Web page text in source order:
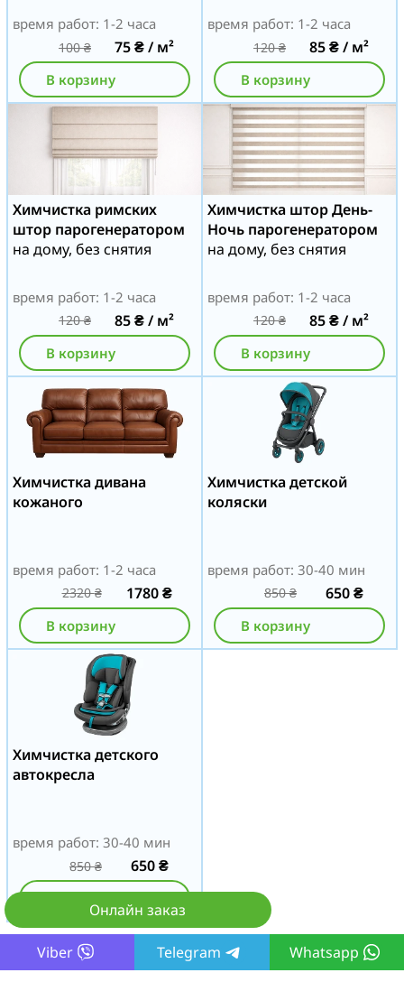
Онлайн заказ
Viber Telegram Whatsapp
время работ: 1-2 часа
100₴ 75₴/ м²
В корзину
время работ: 1-2 часа
120₴ 85₴/ м²
В корзину
Химчистка римских
штор парогенератором
на дому, без снятия
время работ: 1-2 часа
120₴ 85₴/ м²
В корзину
Химчистка штор День-
Ночь парогенератором
на дому, без снятия
время работ: 1-2 часа
120₴ 85₴/ м²
В корзину
Химчистка дивана
кожаного
время работ: 1-2 часа
2320₴ 1780₴
В корзину
Химчистка детской
коляски
время работ: 30-40 мин
850₴ 650₴
В корзину
Химчистка детского
автокресла
время работ: 30-40 мин
850₴ 650₴
КОРЗИНА